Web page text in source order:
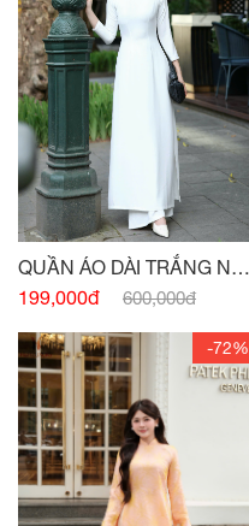
QUẦN ÁO DÀI TRẮNG NỮ
SINH
199,000đ 600,000đ
-72%